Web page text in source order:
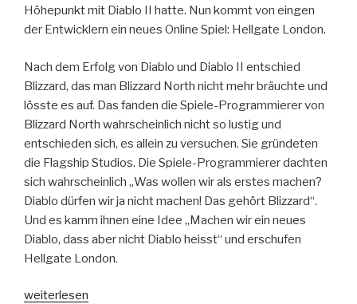
Höhepunkt mit Diablo II hatte. Nun kommt von eingen
der Entwicklern ein neues Online Spiel: Hellgate London.
Nach dem Erfolg von Diablo und Diablo II entschied
Blizzard, das man Blizzard North nicht mehr bräuchte und
lösste es auf. Das fanden die Spiele-Programmierer von
Blizzard North wahrscheinlich nicht so lustig und
entschieden sich, es allein zu versuchen. Sie gründeten
die Flagship Studios. Die Spiele-Programmierer dachten
sich wahrscheinlich „Was wollen wir als erstes machen?
Diablo dürfen wir ja nicht machen! Das gehört Blizzard“.
Und es kamm ihnen eine Idee „Machen wir ein neues
Diablo, dass aber nicht Diablo heisst“ und erschufen
Hellgate London.
„Hellgate
weiterlesen